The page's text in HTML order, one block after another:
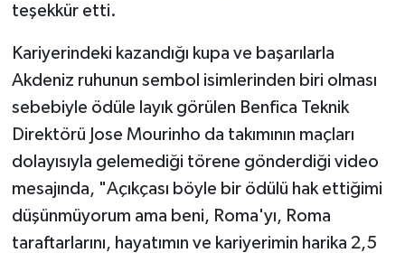
teşekkür etti.
Kariyerindeki kazandığı kupa ve başarılarla
Akdeniz ruhunun sembol isimlerinden biri olması
sebebiyle ödüle layık görülen Benfica Teknik
Direktörü Jose Mourinho da takımının maçları
dolayısıyla gelemediği törene gönderdiği video
mesajında, "Açıkçası böyle bir ödülü hak ettiğimi
düşünmüyorum ama beni, Roma'yı, Roma
taraftarlarını, hayatımın ve kariyerimin harika 2,5